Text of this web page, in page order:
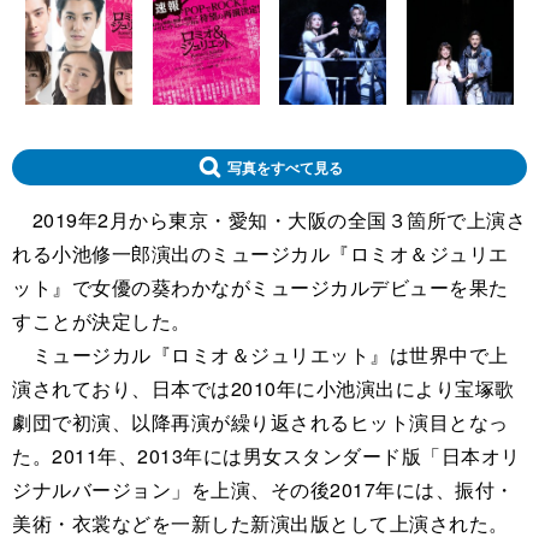
写真をすべて見る
2019年2月から東京・愛知・大阪の全国３箇所で上演さ
れる小池修一郎演出のミュージカル『ロミオ＆ジュリエ
ット』で女優の葵わかながミュージカルデビューを果た
すことが決定した。
ミュージカル『ロミオ＆ジュリエット』は世界中で上
演されており、日本では2010年に小池演出により宝塚歌
劇団で初演、以降再演が繰り返されるヒット演目となっ
た。2011年、2013年には男女スタンダード版「日本オリ
ジナルバージョン」を上演、その後2017年には、振付・
美術・衣裳などを一新した新演出版として上演された。